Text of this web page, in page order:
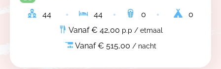
44 44 0
0
Vanaf € 42,00 p.p / etmaal
Vanaf € 515,00 / nacht